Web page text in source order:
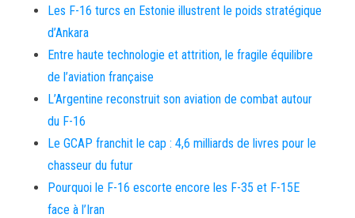
Les F-16 turcs en Estonie illustrent le poids stratégique
d’Ankara
Entre haute technologie et attrition, le fragile équilibre
de l’aviation française
L’Argentine reconstruit son aviation de combat autour
du F-16
Le GCAP franchit le cap : 4,6 milliards de livres pour le
chasseur du futur
Pourquoi le F-16 escorte encore les F-35 et F-15E
face à l’Iran